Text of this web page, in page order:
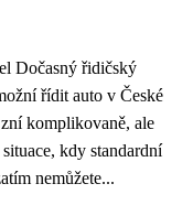
Dočasný řidičský
řídit auto v České
komplikovaně, ale
kdy standardní
nemůžete...